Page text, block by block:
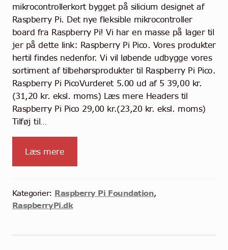
mikrocontrollerkort bygget på silicium designet af
Raspberry Pi. Det nye fleksible mikrocontroller
board fra Raspberry Pi! Vi har en masse på lager til
jer på dette link: Raspberry Pi Pico. Vores produkter
hertil findes nedenfor. Vi vil løbende udbygge vores
sortiment af tilbehørsprodukter til Raspberry Pi Pico.
Raspberry Pi PicoVurderet 5.00 ud af 5 39,00 kr.
(31,20 kr. eksl. moms) Læs mere Headers til
Raspberry Pi Pico 29,00 kr.(23,20 kr. eksl. moms)
Tilføj til…
Læs mere
Kategorier: Raspberry Pi Foundation,
RaspberryPi.dk